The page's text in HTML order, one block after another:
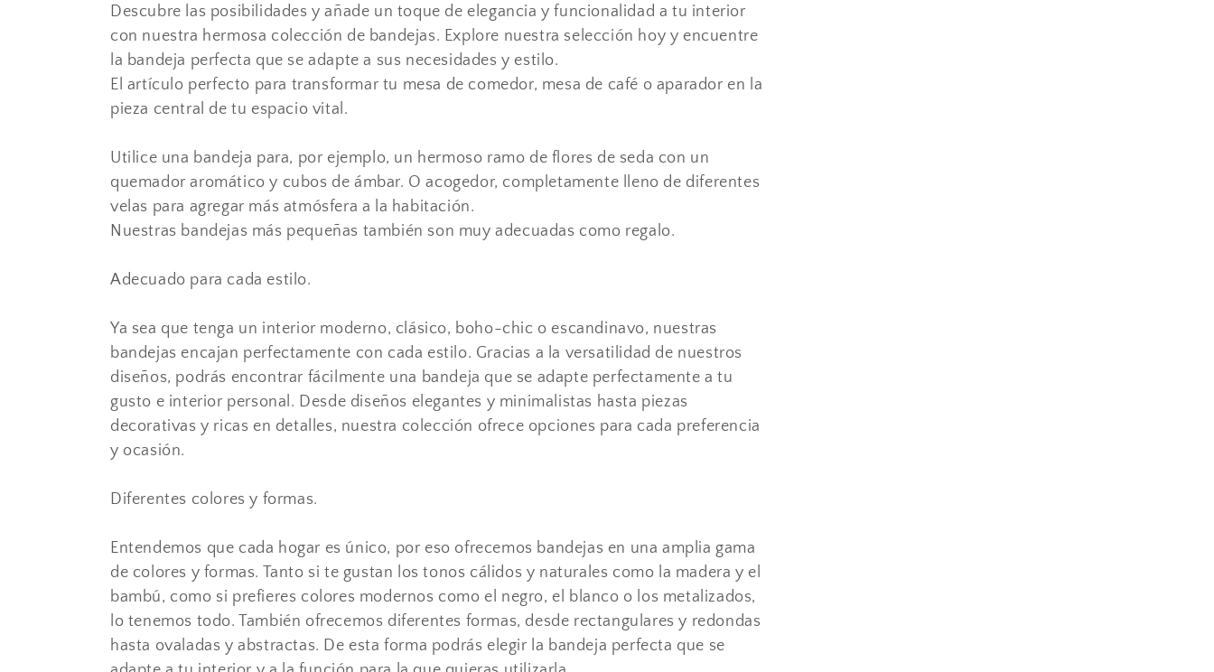
Descubre las posibilidades y añade un toque de elegancia y funcionalidad a tu interior
con nuestra hermosa colección de bandejas. Explore nuestra selección hoy y encuentre
la bandeja perfecta que se adapte a sus necesidades y estilo.
El artículo perfecto para transformar tu mesa de comedor, mesa de café o aparador en la
pieza central de tu espacio vital.
Utilice una bandeja para, por ejemplo, un hermoso ramo de flores de seda con un
quemador aromático y cubos de ámbar. O acogedor, completamente lleno de diferentes
velas para agregar más atmósfera a la habitación.
Nuestras bandejas más pequeñas también son muy adecuadas como regalo.
Adecuado para cada estilo.
Ya sea que tenga un interior moderno, clásico, boho-chic o escandinavo, nuestras
bandejas encajan perfectamente con cada estilo. Gracias a la versatilidad de nuestros
diseños, podrás encontrar fácilmente una bandeja que se adapte perfectamente a tu
gusto e interior personal. Desde diseños elegantes y minimalistas hasta piezas
decorativas y ricas en detalles, nuestra colección ofrece opciones para cada preferencia
y ocasión.
Diferentes colores y formas.
Entendemos que cada hogar es único, por eso ofrecemos bandejas en una amplia gama
de colores y formas. Tanto si te gustan los tonos cálidos y naturales como la madera y el
bambú, como si prefieres colores modernos como el negro, el blanco o los metalizados,
lo tenemos todo. También ofrecemos diferentes formas, desde rectangulares y redondas
hasta ovaladas y abstractas. De esta forma podrás elegir la bandeja perfecta que se